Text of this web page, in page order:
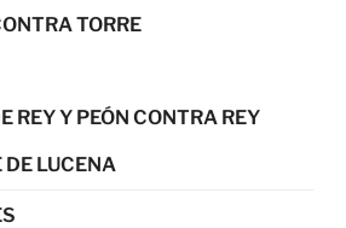
TORRE
REY Y PEÓN CONTRA REY
DE LUCENA